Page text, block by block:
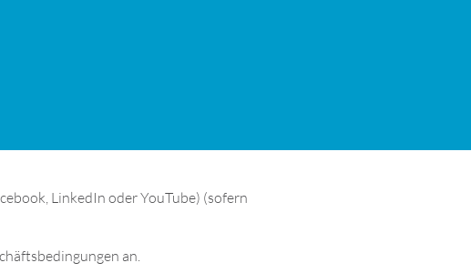
LinkedIn oder YouTube) (sofern
an.